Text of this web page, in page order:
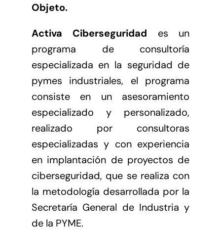
Objeto.
Activa Ciberseguridad es un
programa de consultoría
especializada en la seguridad de
pymes industriales, el programa
consiste en un asesoramiento
especializado y personalizado,
realizado por consultoras
especializadas y con experiencia
en implantación de proyectos de
ciberseguridad, que se realiza con
la metodología desarrollada por la
Secretaría General de Industria y
de la PYME.